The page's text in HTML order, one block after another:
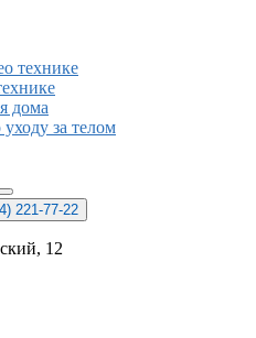
технике
дома
за телом
221-77-22
12